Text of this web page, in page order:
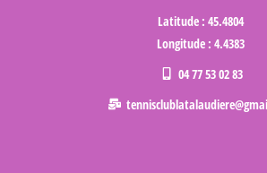
Latitude : 45.4804
Longitude : 4.4383
04 77 53 02 83